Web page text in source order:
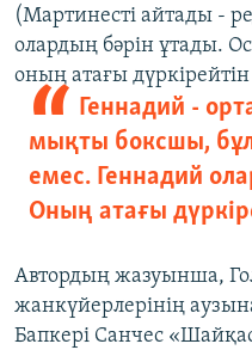
(Мартинесті айтады -
олардың бәрін ұтады.
оның атағы
Геннадий -
мықты боксшы,
емес. Геннадий
Оның атағы
Автордың жазуынша,
жанкүйерлерінің
Бапкері Санчес